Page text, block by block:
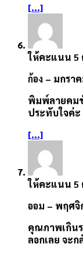
[...]
ให้คะแนน 5
ก้อง – มกรา
พิมพ์ลายคมชั
ประทับใจค่ะ
[...]
ให้คะแนน 5
ออม – พฤศจิ
คุณภาพเกิน
ลอกเลย จะ